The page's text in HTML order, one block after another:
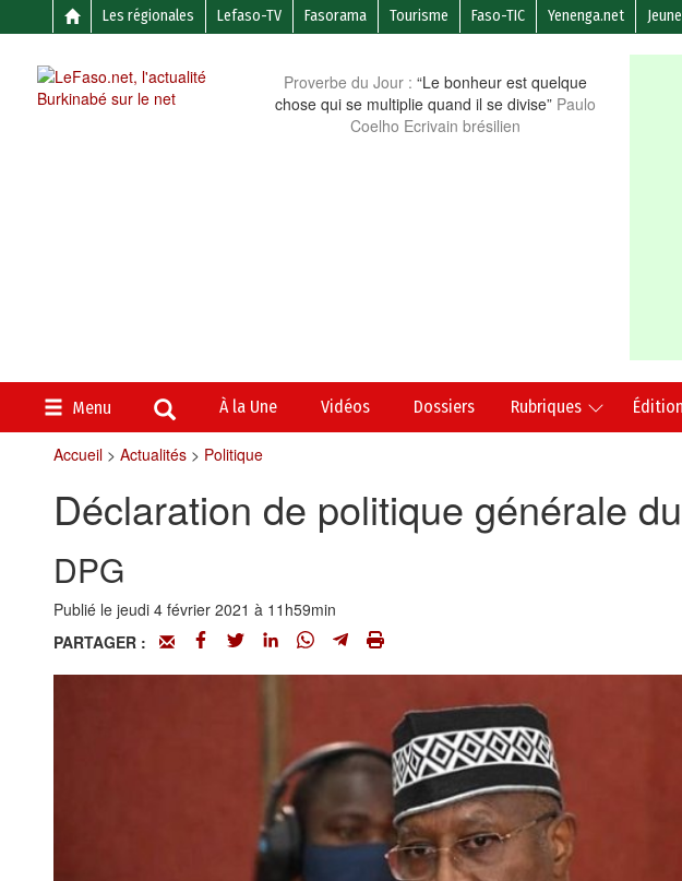
Les régionales Lefaso-TV Fasorama Tourisme Faso-TIC Yenenga.net
Proverbe du Jour : “Le bonheur est quelque
chose qui se multiplie quand il se divise” Paulo
Coelho Ecrivain brésilien
Menu À la Une Vidéos Dossiers Rubriques
Accueil> Actualités> Politique
Déclaration de politique générale
DPG
Publié le jeudi 4 février 2021 à 11h59min
PARTAGER :